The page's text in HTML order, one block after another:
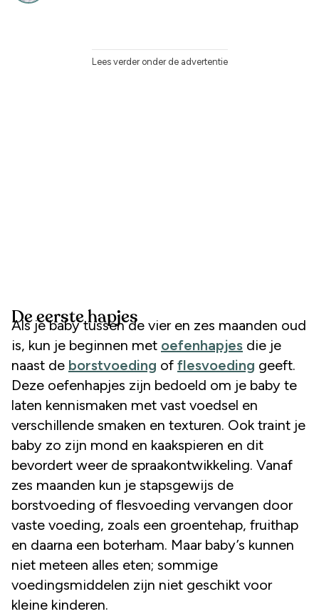
Lees verder onder de advertentie
De eerste hapjes
Als je baby tussen de vier en zes maanden oud
is, kun je beginnen met oefenhapjes die je
naast de borstvoeding of flesvoeding geeft.
Deze oefenhapjes zijn bedoeld om je baby te
laten kennismaken met vast voedsel en
verschillende smaken en texturen. Ook traint je
baby zo zijn mond en kaakspieren en dit
bevordert weer de spraakontwikkeling. Vanaf
zes maanden kun je stapsgewijs de
borstvoeding of flesvoeding vervangen door
vaste voeding, zoals een groentehap, fruithap
en daarna een boterham. Maar baby’s kunnen
niet meteen alles eten; sommige
voedingsmiddelen zijn niet geschikt voor
kleine kinderen.